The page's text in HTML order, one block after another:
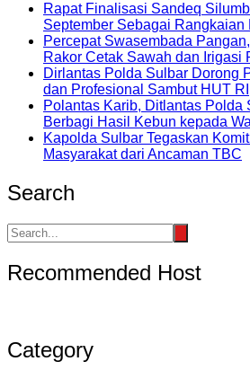
Rapat Finalisasi Sandeq
September Sebagai Rangkaian
Percepat Swasembada
Rakor Cetak Sawah dan Irigasi
Dirlantas Polda Sulbar Dorong
dan Profesional Sambut HUT RI
Polantas Karib, Ditlantas Polda
Berbagi Hasil Kebun kepada
Kapolda Sulbar Tegaskan
Masyarakat dari Ancaman TBC
Search
Recommended Host
Category